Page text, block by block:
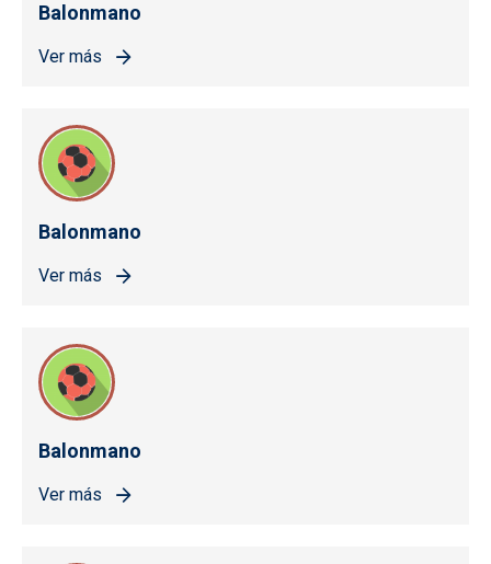
Balonmano
Ver más
Balonmano
Ver más
Balonmano
Ver más